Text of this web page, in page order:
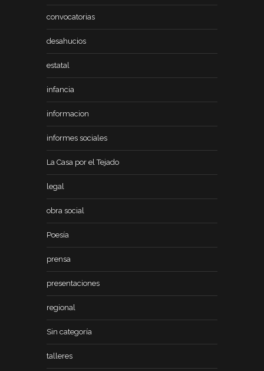
convocatorias
desahucios
estatal
infancia
informacion
informes sociales
La Casa por el Tejado
legal
obra social
Poesía
prensa
presentaciones
regional
Sin categoría
talleres